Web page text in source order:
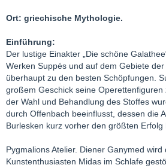
Ort: griechische Mythologie.
Einführung:
Der lustige Einakter „Die schöne
Werken Suppés und auf dem Gebiete
überhaupt zu den besten Schöpfungen.
großem Geschick seine Operettenfiguren
der Wahl und Behandlung des Stoffes
durch Offenbach beeinflusst, dessen die
Burlesken kurz vorher den größten Erfolg
Pygmalions Atelier. Diener Ganymed wird
Kunstenthusiasten Midas im Schlafe